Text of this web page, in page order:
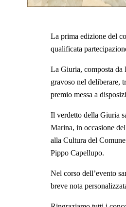
La prima edizione del
qualificata
La Giuria, composta da
gravoso nel deliberare,
premio messa a
Il verdetto della Giuria
Marina, in occasione
alla Cultura del
Pippo Capellupo.
Nel corso dell’evento
breve nota